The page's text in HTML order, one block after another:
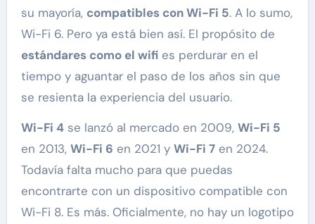
su mayoría, compatibles con Wi-Fi 5. A lo sumo,
Wi-Fi 6. Pero ya está bien así. El propósito de
estándares como el wifies perdurar en el
tiempo y aguantar el paso de los años sin que
se resienta la experiencia del usuario.
Wi-Fi 4se lanzó al mercado en 2009, Wi-Fi 5
en 2013, Wi-Fi 6 en 2021 y Wi-Fi 7en 2024.
Todavía falta mucho para que puedas
encontrarte con un dispositivo compatible con
Wi-Fi 8. Es más. Oficialmente, no hay un logotipo